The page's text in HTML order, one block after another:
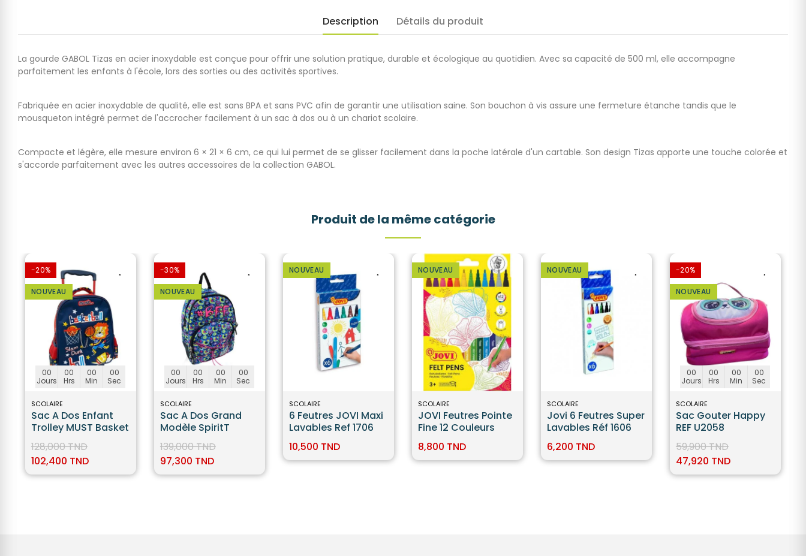
Description Détails du produit
La gourde GABOL Tizas en acier inoxydable est conçue pour offrir une solution pratique, durable et écologique au quotidien. Avec sa capacité de 500 ml, elle accompagne
parfaitement les enfants à l'école, lors des sorties ou des activités sportives.
Fabriquée en acier inoxydable de qualité, elle est sans BPA et sans PVC afin de garantir une utilisation saine. Son bouchon à vis assure une fermeture étanche tandis que le
mousqueton intégré permet de l'accrocher facilement à un sac à dos ou à un chariot scolaire.
Compacte et légère, elle mesure environ 6 × 21 × 6 cm, ce qui lui permet de se glisser facilement dans la poche latérale d'un cartable. Son design Tizas apporte une touche colorée et
s'accorde parfaitement avec les autres accessoires de la collection GABOL.
Produit de la même catégorie
-20%
NOUVEAU
00
Jours
00
Hrs
00
Min
00
Sec
SCOLAIRE
Sac A Dos Enfant
Trolley MUST Basket
128,000 TND
102,400 TND
-30%
NOUVEAU
00
Jours
00
Hrs
00
Min
00
Sec
SCOLAIRE
Sac A Dos Grand
Modèle SpiritT
139,000 TND
97,300 TND
NOUVEAU
SCOLAIRE
6 Feutres JOVI Maxi
Lavables Ref 1706
10,500 TND
NOUVEAU
SCOLAIRE
JOVI Feutres Pointe
Fine 12 Couleurs
8,800 TND
NOUVEAU
SCOLAIRE
Jovi 6 Feutres Super
Lavables Réf 1606
6,200 TND
-20%
NOUVEAU
00
Jours
00
Hrs
00
Min
00
Sec
SCOLAIRE
Sac Gouter Happy
REF U2058
59,900 TND
47,920 TND